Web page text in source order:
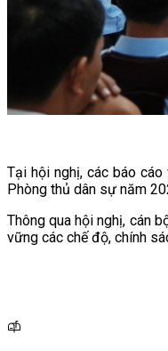
Tại hội nghị, các báo
Phòng thủ dân sự năm
Thông qua hội nghị, cán
vững các chế độ, chính